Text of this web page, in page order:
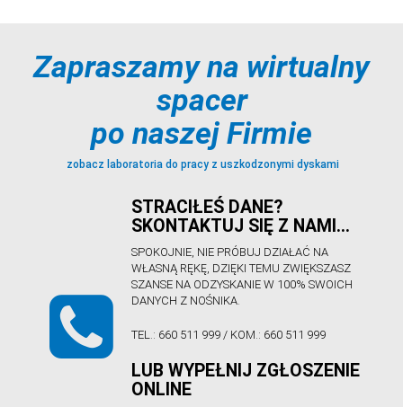
Zapraszamy na wirtualny
spacer
po naszej Firmie
zobacz laboratoria do pracy z uszkodzonymi dyskami
STRACIŁEŚ DANE?
SKONTAKTUJ SIĘ Z NAMI…
SPOKOJNIE, NIE PRÓBUJ DZIAŁAĆ NA
WŁASNĄ RĘKĘ, DZIĘKI TEMU ZWIĘKSZASZ
SZANSE NA ODZYSKANIE W 100% SWOICH
DANYCH Z NOŚNIKA.
TEL.: 660 511 999 / KOM.: 660 511 999
LUB WYPEŁNIJ ZGŁOSZENIE
ONLINE